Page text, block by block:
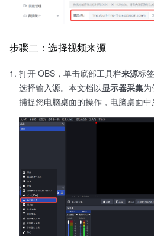
步骤二：选择视频来源
打开 OBS，单击底部工具栏来源标
选择输入源。本文档以显示器采集
捕捉您电脑桌面的操作，电脑桌面中